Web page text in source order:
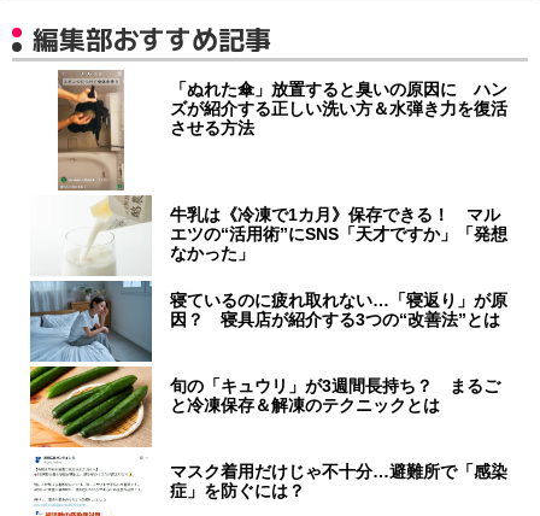
編集部おすすめ記事
「ぬれた傘」放置すると臭いの原因に ハン
ズが紹介する正しい洗い方＆水弾き力を復活
させる方法
牛乳は《冷凍で1カ月》保存できる！ マル
エツの“活用術”にSNS「天才ですか」「発想
なかった」
寝ているのに疲れ取れない…「寝返り」が原
因？ 寝具店が紹介する3つの“改善法”とは
旬の「キュウリ」が3週間長持ち？ まるご
と冷凍保存＆解凍のテクニックとは
マスク着用だけじゃ不十分…避難所で「感染
症」を防ぐには？